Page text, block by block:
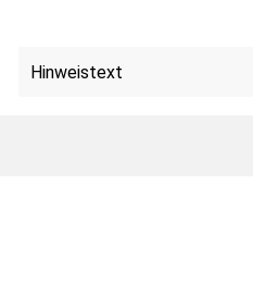
Hinweistext